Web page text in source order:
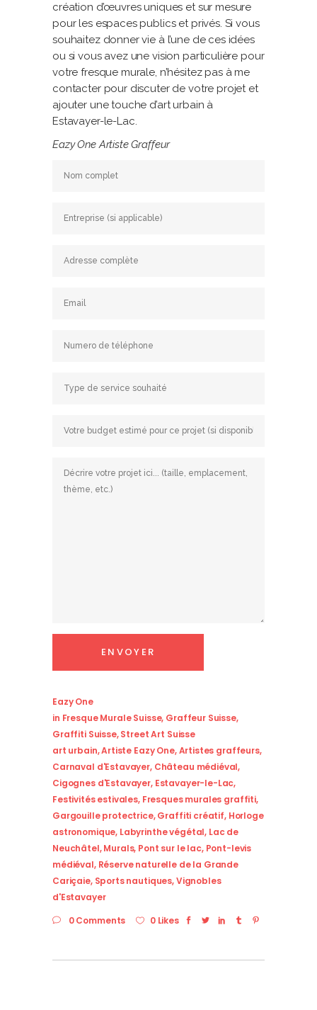
création d’œuvres uniques et sur mesure
pour les espaces publics et privés. Si vous
souhaitez donner vie à l’une de ces idées
ou si vous avez une vision particulière pour
votre fresque murale, n’hésitez pas à me
contacter pour discuter de votre projet et
ajouter une touche d’art urbain à
Estavayer-le-Lac.
Eazy One Artiste Graffeur
Eazy One
in Fresque Murale Suisse, Graffeur Suisse,
Graffiti Suisse,Street Art Suisse
art urbain,Artiste Eazy One,Artistes graffeurs,
Carnaval d'Estavayer, Château médiéval,
Cigognes d'Estavayer, Estavayer-le-Lac,
Festivités estivales, Fresques murales graffiti,
Gargouille protectrice,Graffiti créatif, Horloge
astronomique, Labyrinthe végétal, Lac de
Neuchâtel,Murals, Pont sur le lac, Pont-levis
médiéval, Réserve naturelle de la Grande
Cariçaie, Sports nautiques,Vignobles
d'Estavayer
0 Comments
0 Likes